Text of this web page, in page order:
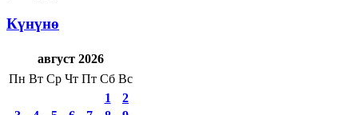
Күнүнө
август 2026
Пн Вт Ср Чт Пт Сб Вс
1
2